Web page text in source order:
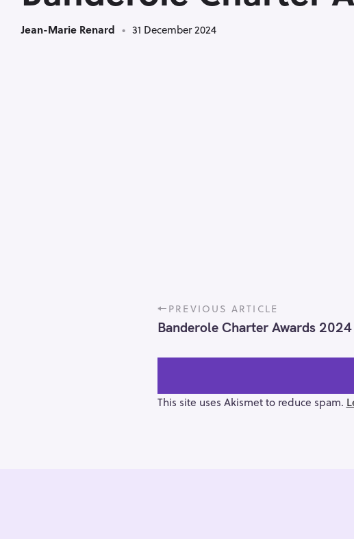
Jean-Marie Renard 31 December 2024
P
o
s
t
v
PREVIOUS ARTICLE
Banderole Charter Awards
This site uses Akismet to reduce spam.